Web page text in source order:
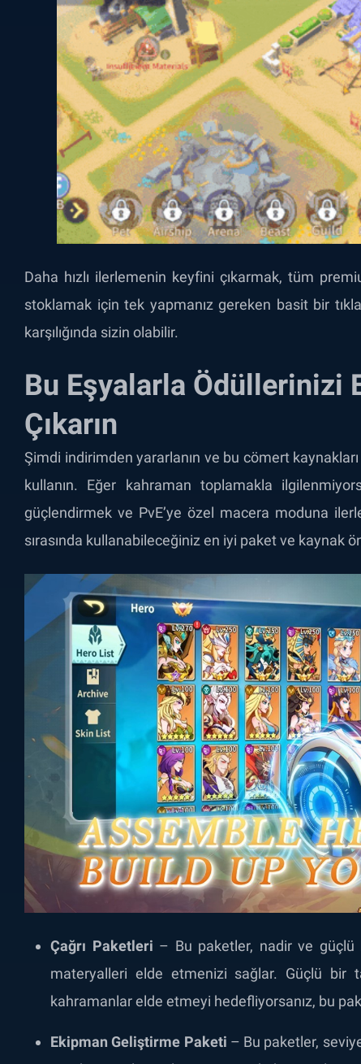
Daha hızlı ilerlemenin keyfini çıkarmak, tüm
stoklamak için tek yapmanız gereken basit bir
karşılığında sizin olabilir.
Bu Eşyalarla Ödüllerinizi
Çıkarın
Şimdi indirimden yararlanın ve bu cömert
kullanın. Eğer kahraman toplamakla
güçlendirmek ve PvE’ye özel macera moduna
sırasında kullanabileceğiniz en iyi paket ve kaynak
Çağrı Paketleri – Bu paketler, nadir ve güçlü
materyalleri elde etmenizi sağlar. Güçlü bir
kahramanlar elde etmeyi hedefliyorsanız, bu
Ekipman Geliştirme Paketi – Bu paketler,